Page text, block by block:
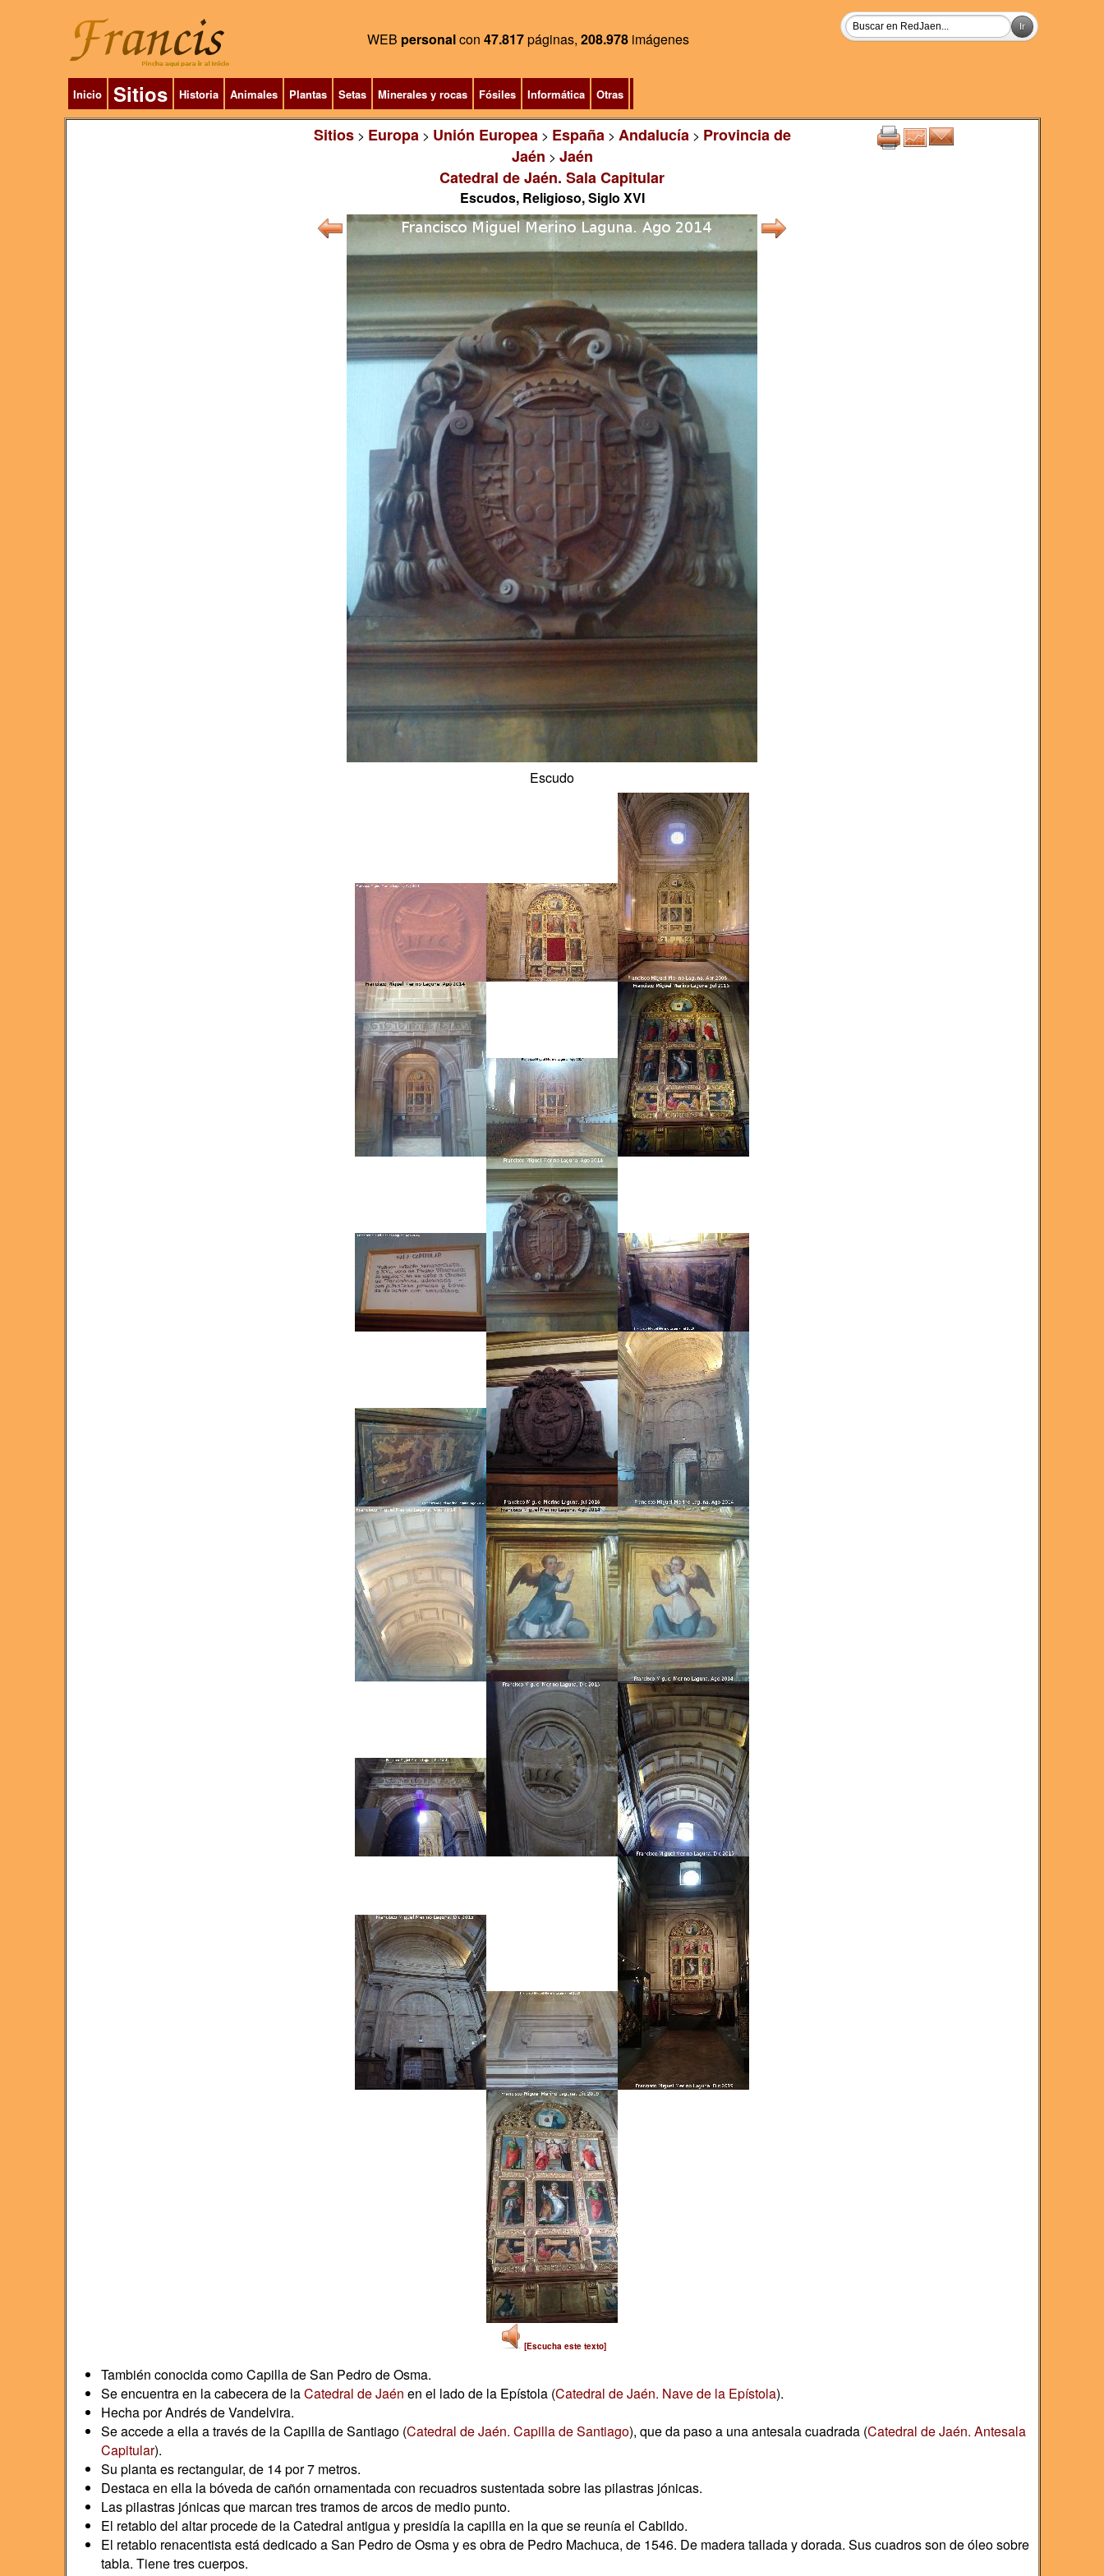
WEB personalcon 47.817páginas, 208.978 imágenes
Inicio Sitios Historia Animales Plantas Setas Minerales y rocas Fósiles Informática Otras
Sitios> Europa> Unión Europea> España> Andalucía> Provincia de
Jaén > Jaén
Catedral de Jaén. Sala Capitular
Escudos, Religioso, Siglo XVI
Escudo
[Escucha este texto]
También conocida como Capilla de San Pedro de Osma.
Se encuentra en la cabecera de laCatedral de Jaén en el lado de la Epístola (Catedral de Jaén. Nave de la Epístola).
Hecha por Andrés de Vandelvira.
Se accede a ella a través de la Capilla de Santiago (Catedral de Jaén. Capilla de Santiago), que da paso a una antesala cuadrada (Catedral de Jaén. Antesala
Capitular).
Su planta es rectangular, de 14 por 7 metros.
Destaca en ella la bóveda de cañón ornamentada con recuadros sustentada sobre las pilastras jónicas.
Las pilastras jónicas que marcan tres tramos de arcos de medio punto.
El retablo del altar procede de la Catedral antigua y presidía la capilla en la que se reunía el Cabildo.
El retablo renacentista está dedicado a San Pedro de Osma y es obra de Pedro Machuca, de 1546. De madera tallada y dorada. Sus cuadros son de óleo sobre
tabla. Tiene tres cuerpos.